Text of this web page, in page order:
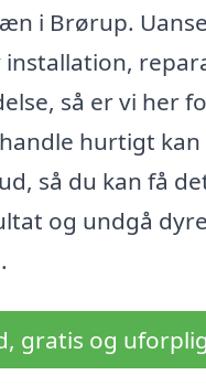
i Brørup.
så er vi her
hurtigt
så du kan få
og undgå
gratis og